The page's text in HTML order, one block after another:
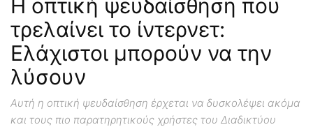
Η οπτική ψευδαίσθηση που
τρελαίνει το ίντερνετ:
Ελάχιστοι μπορούν να την
λύσουν
Αυτή η οπτική ψευδαίσθηση έρχεται να δυσκολέψει ακόμα
και τους πιο παρατηρητικούς χρήστες του Διαδικτύου